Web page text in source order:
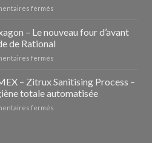
fermés
Pozzettis:
la
nouvelle
vitrines
– Le nouveau four d’avant
de Rational
fermés
–
Le
nouveau
– Zitrux Sanitising Process –
totale automatisée
fermés